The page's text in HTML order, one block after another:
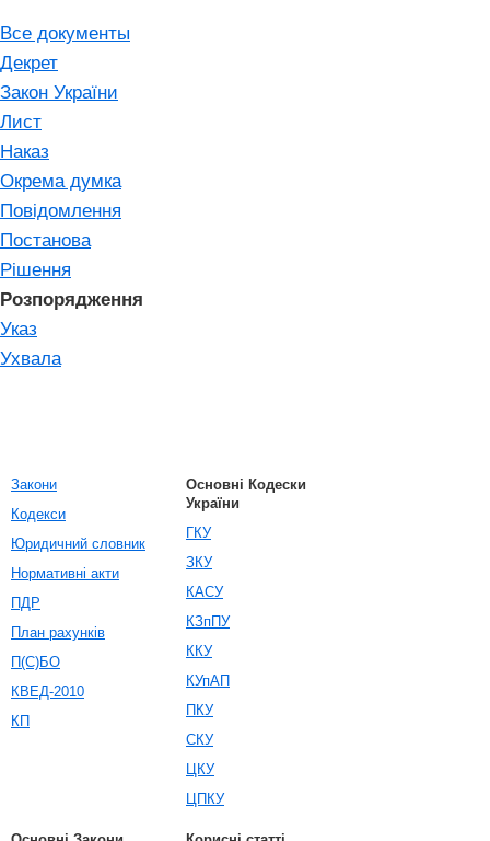
Все документы
Декрет
Закон України
Лист
Наказ
Окрема думка
Повідомлення
Постанова
Рішення
Розпорядження
Указ
Ухвала
Закони
Кодекси
Юридичний словник
Нормативні акти
ПДР
План рахунків
П(С)БО
КВЕД-2010
КП
Основні Кодески
України
ГКУ
ЗКУ
КАСУ
КЗпПУ
ККУ
КУпАП
ПКУ
СКУ
ЦКУ
ЦПКУ